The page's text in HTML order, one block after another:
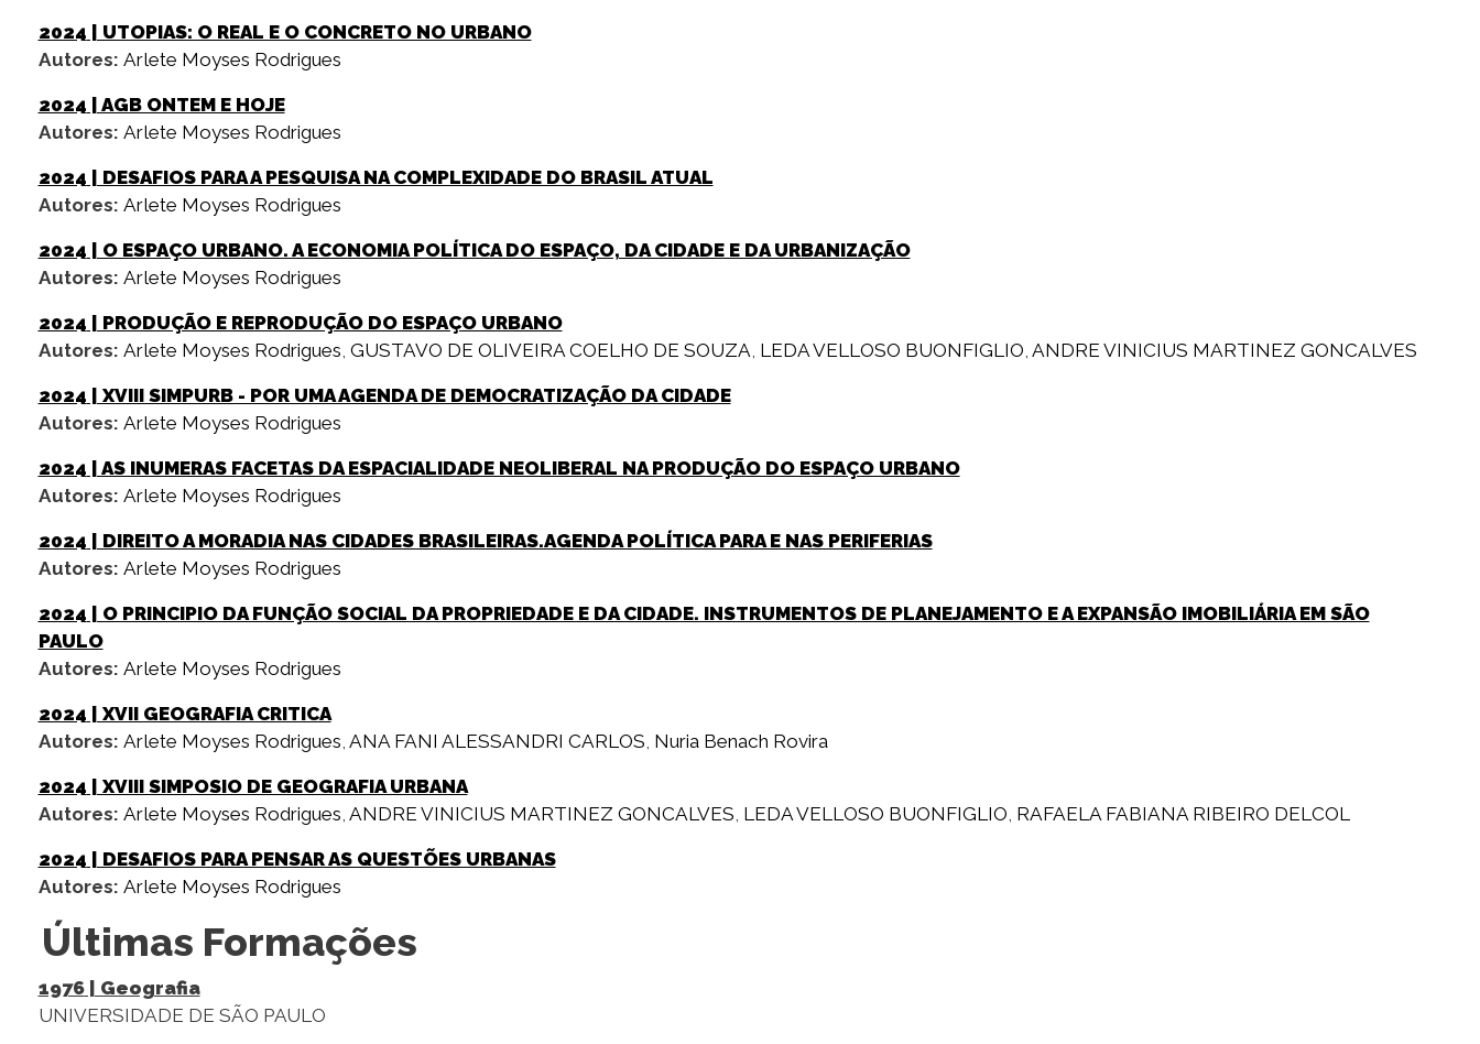
2024 | UTOPIAS: O REAL E O CONCRETO NO URBANO
Autores: Arlete Moyses Rodrigues
2024 | AGB ONTEM E HOJE
Autores: Arlete Moyses Rodrigues
2024 | DESAFIOS PARA A PESQUISA NA COMPLEXIDADE DO BRASIL ATUAL
Autores: Arlete Moyses Rodrigues
2024 | O ESPAÇO URBANO. A ECONOMIA POLÍTICA DO ESPAÇO, DA CIDADE E DA URBANIZAÇÃO
Autores: Arlete Moyses Rodrigues
2024 | PRODUÇÃO E REPRODUÇÃO DO ESPAÇO URBANO
Autores: Arlete Moyses Rodrigues GUSTAVO DE OLIVEIRA COELHO DE SOUZA LEDA VELLOSO BUONFIGLIO ANDRE VINICIUS MARTINEZ GONCALVES
2024 | XVIII SIMPURB - POR UMA AGENDA DE DEMOCRATIZAÇÃO DA CIDADE
Autores: Arlete Moyses Rodrigues
2024 | AS INUMERAS FACETAS DA ESPACIALIDADE NEOLIBERAL NA PRODUÇÃO DO ESPAÇO URBANO
Autores: Arlete Moyses Rodrigues
2024 | DIREITO A MORADIA NAS CIDADES BRASILEIRAS.AGENDA POLÍTICA PARA E NAS PERIFERIAS
Autores: Arlete Moyses Rodrigues
2024 | O PRINCIPIO DA FUNÇÃO SOCIAL DA PROPRIEDADE E DA CIDADE. INSTRUMENTOS DE PLANEJAMENTO E A EXPANSÃO IMOBILIÁRIA EM SÃO
PAULO
Autores: Arlete Moyses Rodrigues
2024 | XVII GEOGRAFIA CRITICA
Autores: Arlete Moyses Rodrigues ANA FANI ALESSANDRI CARLOS Nuria Benach Rovira
2024 | XVIII SIMPOSIO DE GEOGRAFIA URBANA
Autores: Arlete Moyses Rodrigues ANDRE VINICIUS MARTINEZ GONCALVES LEDA VELLOSO BUONFIGLIO RAFAELA FABIANA RIBEIRO DELCOL
2024 | DESAFIOS PARA PENSAR AS QUESTÕES URBANAS
Autores: Arlete Moyses Rodrigues
Últimas Formações
1976| Geografia
UNIVERSIDADE DE SÃO PAULO